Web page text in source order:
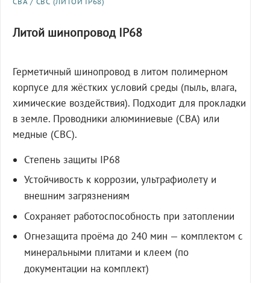
Литой шинопровод IP68
Герметичный шинопровод в литом полимерном
корпусе для жёстких условий среды (пыль, влага,
химические воздействия). Подходит для прокладки
в земле. Проводники алюминиевые (СВА) или
медные (СВС).
Степень защиты IP68
Устойчивость к коррозии, ультрафиолету и
внешним загрязнениям
Сохраняет работоспособность при затоплении
Огнезащита проёма до 240 мин — комплектом с
минеральными плитами и клеем (по
документации на комплект)